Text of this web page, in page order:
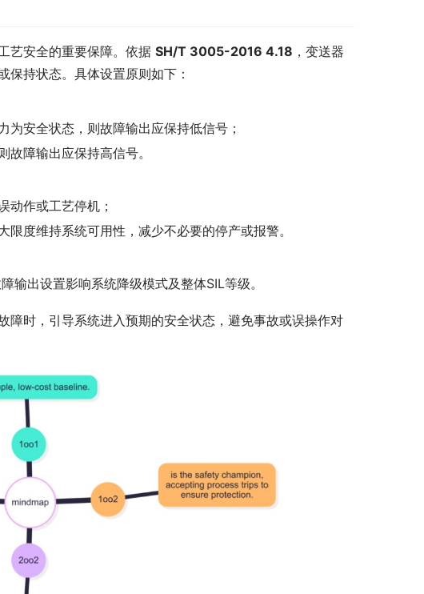
安全的重要保障。依据 SH/T 3005-2016 4.18 ，变送器
持状态。具体设置原则如下：
安全状态，则故障输出应保持低信号；
障输出应保持高信号。
动作或工艺停机；
度维持系统可用性，减少不必要的停产或报警。
出设置影响系统降级模式及整体SIL等级。
时，引导系统进入预期的安全状态，避免事故或误操作对